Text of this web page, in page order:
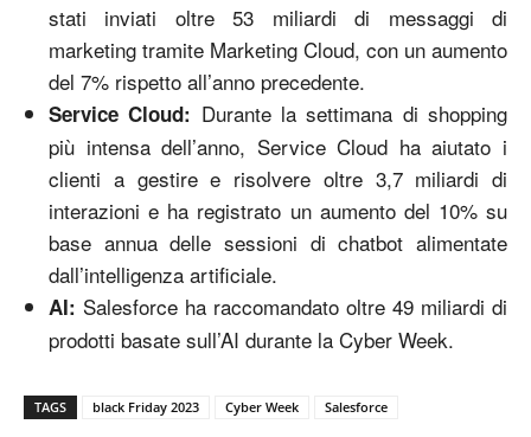
stati inviati oltre 53 miliardi di messaggi di
marketing tramite Marketing Cloud, con un aumento
del 7% rispetto all’anno precedente.
Service Cloud: Durante la settimana di shopping
più intensa dell’anno, Service Cloud ha aiutato i
clienti a gestire e risolvere oltre 3,7 miliardi di
interazioni e ha registrato un aumento del 10% su
base annua delle sessioni di chatbot alimentate
dall’intelligenza artificiale.
AI: Salesforce ha raccomandato oltre 49 miliardi di
prodotti basate sull’AI durante la Cyber Week.
TAGS black Friday 2023 Cyber Week Salesforce